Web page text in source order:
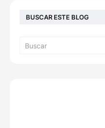
BUSCAR ESTE BLOG